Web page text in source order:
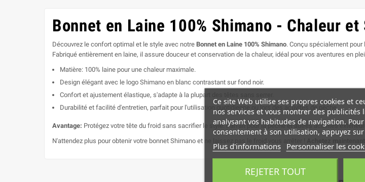
Bonnet en Laine 100% Shimano - Chaleur
Découvrez le confort optimal et le style avec notre Bonnet en Laine 100% Shimano. Conçu spécialement
Fabriqué entièrement en laine, il assure douceur et conservation de la chaleur, idéal pour vos aventures en
Matière: 100% laine pour une chaleur maximale.
Design élégant avec le logo Shimano en blanc contrastant sur fond noir.
Confort et ajustement élastique, s'adapte à la plupart des têtes sans serrer.
Durabilité et facilité d'entretien, parfait pour l'utilisation quotidienne ou lors des activités de pêche.
Avantage: Protégez votre tête du froid sans sacrifier le style. Parfait pour la pêche et autres activités
N'attendez plus pour obtenir votre bonnet Shimano et ne laissez pas le froid vous arrêter !
Ce site Web utilise ses propres cookies et
nos services et vous montrer des publicités
analysant vos habitudes de navigation.
consentement à son utilisation, appuyez
Plus d'informations Personnaliser les
REJETER TOUT